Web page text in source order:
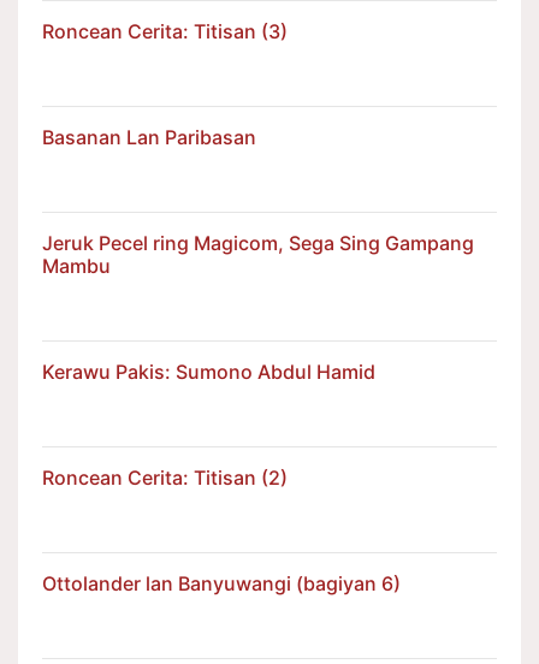
Roncean Cerita: Titisan (3)
Basanan Lan Paribasan
Jeruk Pecel ring Magicom, Sega Sing Gampang
Mambu
Kerawu Pakis: Sumono Abdul Hamid
Roncean Cerita: Titisan (2)
Ottolander lan Banyuwangi (bagiyan 6)